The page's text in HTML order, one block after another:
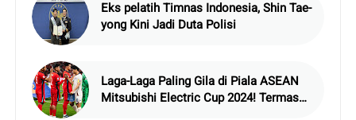
Eks pelatih Timnas Indonesia, Shin Tae-
yong Kini Jadi Duta Polisi
Laga-Laga Paling Gila di Piala ASEAN
Mitsubishi Electric Cup 2024! Termasuk